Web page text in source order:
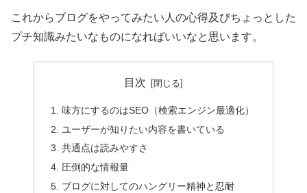
これからブログをやってみたい人の心得及びちょっとした
プチ知識みたいなものになればいいなと思います。
目次
味方にするのはSEO（検索エンジン最適化）
ユーザーが知りたい内容を書いている
共通点は読みやすさ
圧倒的な情報量
ブログに対してのハングリー精神と忍耐